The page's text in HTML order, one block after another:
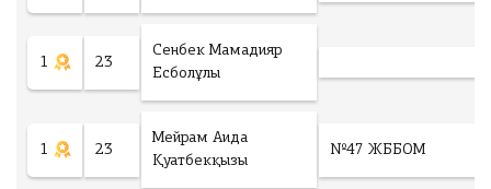
1 23
Сенбек Мамадияр
Есболұлы
1 23
Мейрам Аида
Қуатбекқызы
№47 ЖББОМ
ng
файл
л